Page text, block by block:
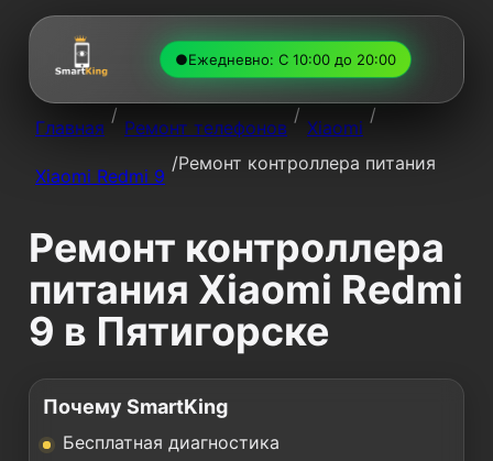
●Ежедневно: С 10:00 до 20:00
Главная
/
Ремонт телефонов
/
Xiaomi
/
Xiaomi Redmi 9
/Ремонт контроллера питания
Ремонт контроллера
питания Xiaomi Redmi
9 в Пятигорске
Почему SmartKing
Бесплатная диагностика